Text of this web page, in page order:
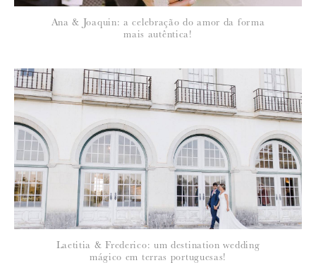
Ana & Joaquin: a celebração do amor da forma
mais autêntica!
Laetitia & Frederico: um destination wedding
mágico em terras portuguesas!